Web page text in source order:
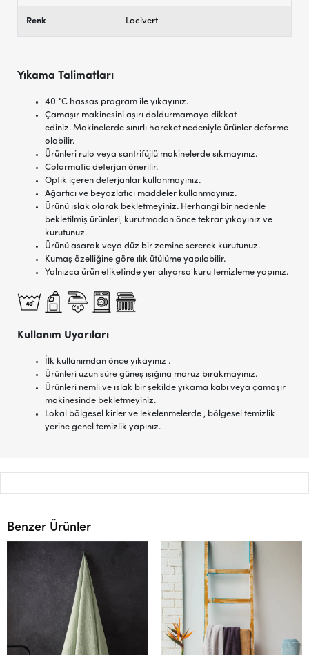
Renk Lacivert
Yıkama Talimatları
40 °C hassas program ile yıkayınız.
Çamaşır makinesini aşırı doldurmamaya dikkat
ediniz. Makinelerde sınırlı hareket nedeniyle ürünler deforme
olabilir.
Ürünleri rulo veya santrifüjlü makinelerde sıkmayınız.
Colormatic deterjan önerilir.
Optik içeren deterjanlar kullanmayınız.
Ağartıcı ve beyazlatıcı maddeler kullanmayınız.
Ürünü ıslak olarak bekletmeyiniz. Herhangi bir nedenle
bekletilmiş ürünleri, kurutmadan önce tekrar yıkayınız ve
kurutunuz.
Ürünü asarak veya düz bir zemine sererek kurutunuz.
Kumaş özelliğine göre ılık ütülüme yapılabilir.
Yalnızca ürün etiketinde yer alıyorsa kuru temizleme yapınız.
Kullanım Uyarıları
İlk kullanımdan önce yıkayınız .
Ürünleri uzun süre güneş ışığına maruz bırakmayınız.
Ürünleri nemli ve ıslak bir şekilde yıkama kabı veya çamaşır
makinesinde bekletmeyiniz.
Lokal bölgesel kirler ve lekelenmelerde , bölgesel temizlik
yerine genel temizlik yapınız.
Benzer Ürünler